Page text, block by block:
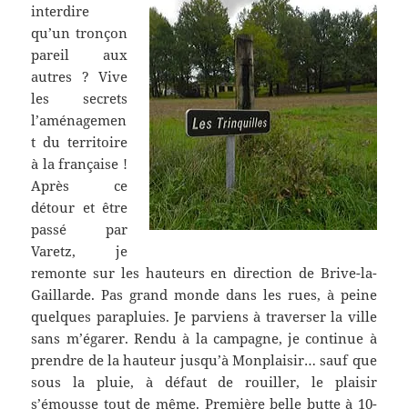
interdire
qu’un tronçon
pareil aux
autres ? Vive
les secrets
l’aménagemen
t du territoire
à la française !
Après ce
détour et être
passé par
Varetz, je
remonte sur les hauteurs en direction de Brive-la-
Gaillarde. Pas grand monde dans les rues, à peine
quelques parapluies. Je parviens à traverser la ville
sans m’égarer. Rendu à la campagne, je continue à
prendre de la hauteur jusqu’à Monplaisir… sauf que
sous la pluie, à défaut de rouiller, le plaisir
s’émousse tout de même. Première belle butte à 10-